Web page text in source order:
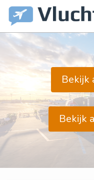
Bekijk
Bekijk